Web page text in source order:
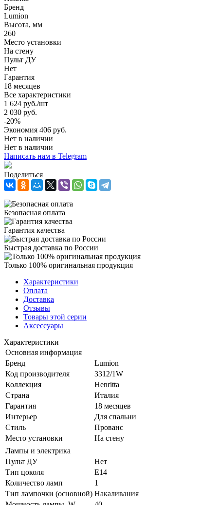
Бренд
Lumion
Высота, мм
260
Место установки
На стену
Пульт ДУ
Нет
Гарантия
18 месяцев
Все характеристики
1 624 руб./шт
2 030 руб.
-20%
Экономия 406 руб.
Нет в наличии
Нет в наличии
Написать нам в Telegram
Поделиться
Безопасная оплата
Гарантия качества
Быстрая доставка по России
Только 100% оригинальная продукция
Характеристики
Оплата
Доставка
Отзывы
Товары этой серии
Аксессуары
Характеристики
Основная информация
Бренд
Lumion
Код производителя
3312/1W
Коллекция
Henritta
Страна
Италия
Гарантия
18 месяцев
Интерьер
Для спальни
Стиль
Прованс
Место установки
На стену
Лампы и электрика
Пульт ДУ
Нет
Тип цоколя
E14
Количество ламп
1
Тип лампочки (основной) Накаливания